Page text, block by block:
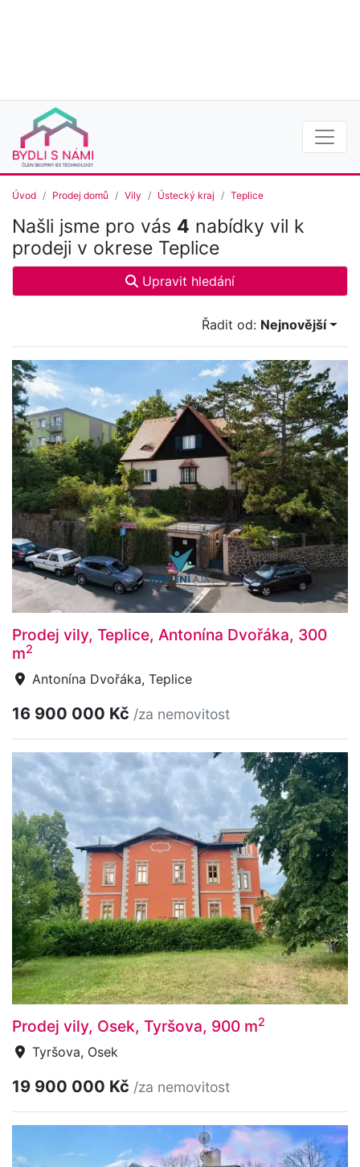
Úvod Prodej domů Vily Ústecký kraj Teplice
Našli jsme pro vás 4 nabídky vil k
prodeji v okrese Teplice
Upravit hledání
Řadit od: Nejnovější
Prodej vily, Teplice, Antonína Dvořáka, 300
m2
Antonína Dvořáka, Teplice
16 900 000 Kč /za nemovitost
Prodej vily, Osek, Tyršova, 900 m2
Tyršova, Osek
19 900 000 Kč /za nemovitost